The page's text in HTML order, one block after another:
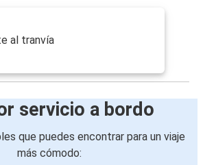
al tranvía
servicio a bordo
que puedes encontrar para un viaje
más cómodo: